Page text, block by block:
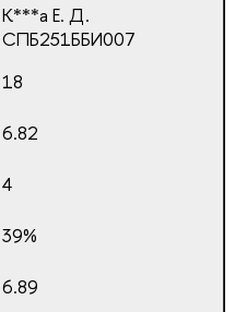
К***а Е. Д.
СПБ251ББИ007
18
6.82
4
39%
6.89